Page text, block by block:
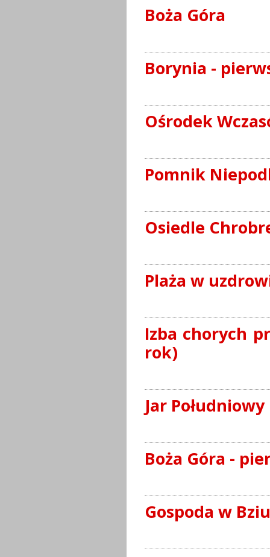
Boża Góra
Borynia -
Ośrodek
Pomnik
Osiedle
Plaża w
Izba chorych
rok)
Jar Południowy
Boża Góra -
Gospoda w